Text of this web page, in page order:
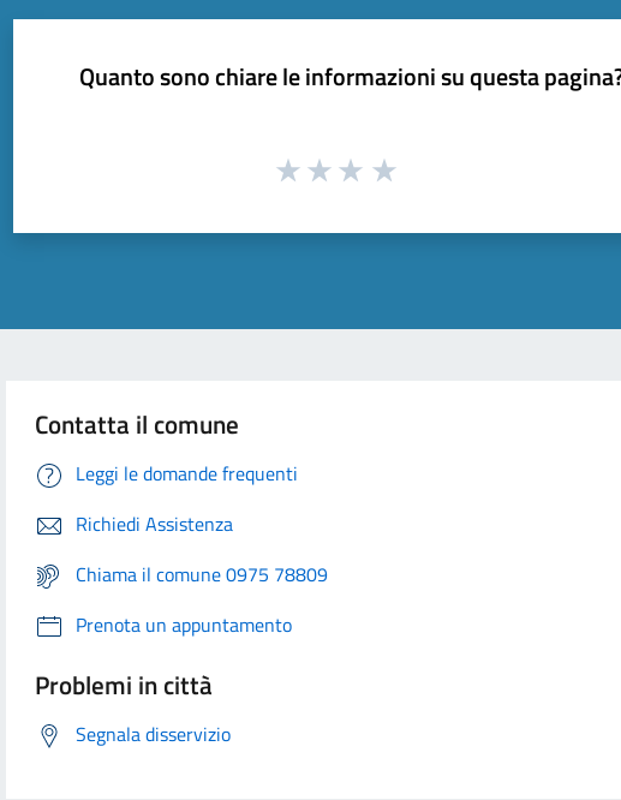
Quanto sono chiare le informazioni su questa
Contatta il comune
Leggi le domande frequenti
Richiedi Assistenza
Chiama il comune 0975 78809
Prenota un appuntamento
Problemi in città
Segnala disservizio